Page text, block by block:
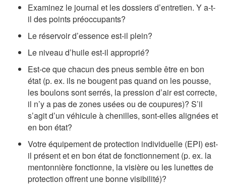
Examinez le journal et les dossiers d’entretien. Y a-t-
il des points préoccupants?
Le réservoir d’essence est-il plein?
Le niveau d’huile est-il approprié?
Est-ce que chacun des pneus semble être en bon
état (p. ex. ils ne bougent pas quand on les pousse,
les boulons sont serrés, la pression d’air est correcte,
il n’y a pas de zones usées ou de coupures)? S’il
s’agit d’un véhicule à chenilles, sont-elles alignées et
en bon état?
Votre équipement de protection individuelle (EPI) est-
il présent et en bon état de fonctionnement (p. ex. la
mentonnière fonctionne, la visière ou les lunettes de
protection offrent une bonne visibilité)?